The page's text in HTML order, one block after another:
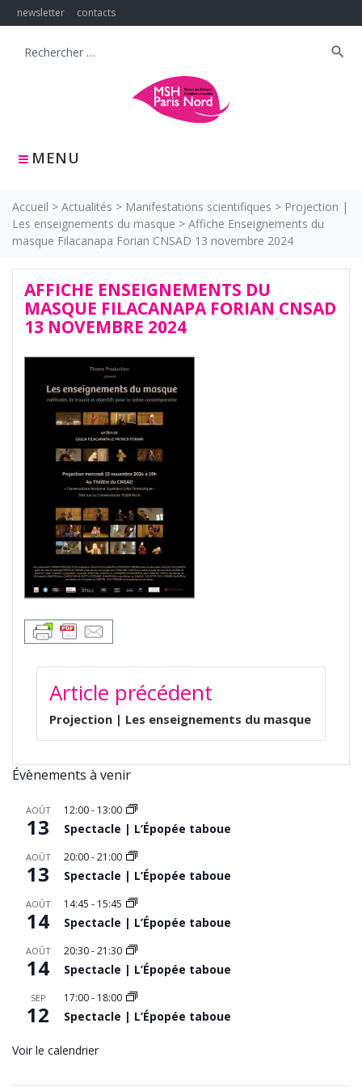
Skip
to
newsletter contacts
MENU
Search
search
Accueil > Actualités > Manifestations scientifiques > Projection |
Les enseignements du masque > Affiche Enseignements du
masque Filacanapa Forian CNSAD 13 novembre 2024
AFFICHE ENSEIGNEMENTS DU
MASQUE FILACANAPA FORIAN CNSAD
13 NOVEMBRE 2024
NAVIGATION
DE
L’ARTICLE
Article précédent
Projection | Les enseignements du masque
Évènements à venir
AOÛT
13
12:00- 13:00
Spectacle | L’Épopée taboue
AOÛT
13
20:00-21:00
Spectacle | L’Épopée taboue
AOÛT
14
14:45 - 15:45
Spectacle | L’Épopée taboue
AOÛT
14
20:30-21:30
Spectacle | L’Épopée taboue
SEP
12
17:00- 18:00
Spectacle | L’Épopée taboue
Voir le calendrier